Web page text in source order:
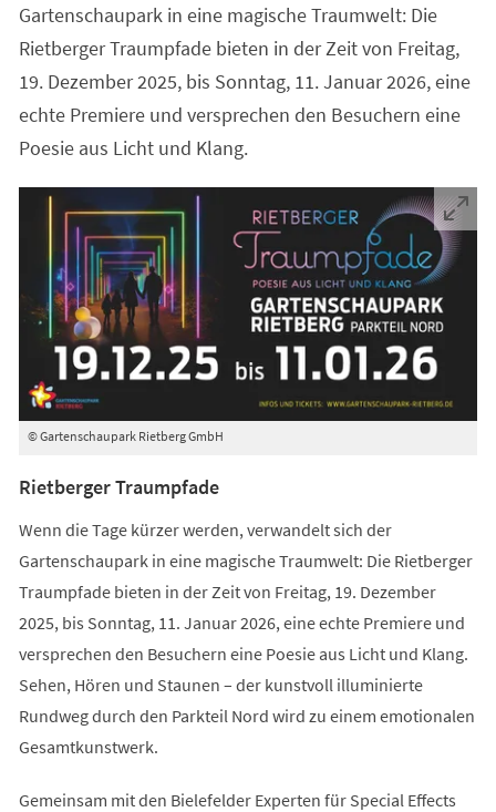
Gartenschaupark in eine magische Traumwelt: Die
Rietberger Traumpfade bieten in der Zeit von Freitag,
19. Dezember 2025, bis Sonntag, 11. Januar 2026, eine
echte Premiere und versprechen den Besuchern eine
Poesie aus Licht und Klang.
© Gartenschaupark Rietberg GmbH
Rietberger Traumpfade
Wenn die Tage kürzer werden, verwandelt sich der
Gartenschaupark in eine magische Traumwelt: Die Rietberger
Traumpfade bieten in der Zeit von Freitag, 19. Dezember
2025, bis Sonntag, 11. Januar 2026, eine echte Premiere und
versprechen den Besuchern eine Poesie aus Licht und Klang.
Sehen, Hören und Staunen – der kunstvoll illuminierte
Rundweg durch den Parkteil Nord wird zu einem emotionalen
Gesamtkunstwerk.
Gemeinsam mit den Bielefelder Experten für Special Effects